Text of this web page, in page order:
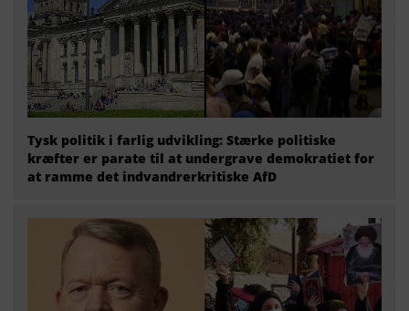
Tysk politik i farlig udvikling: Stærke politiske
kræfter er parate til at undergrave demokratiet for
at ramme det indvandrerkritiske AfD